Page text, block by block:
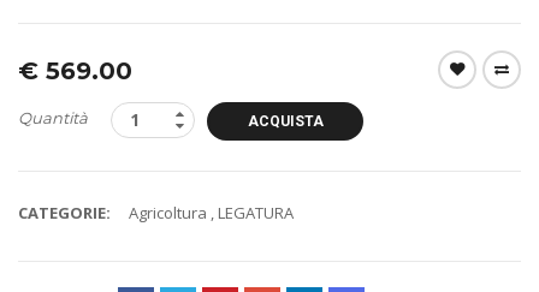
€ 569.00
Quantità ACQUISTA
CATEGORIE: Agricoltura , LEGATURA